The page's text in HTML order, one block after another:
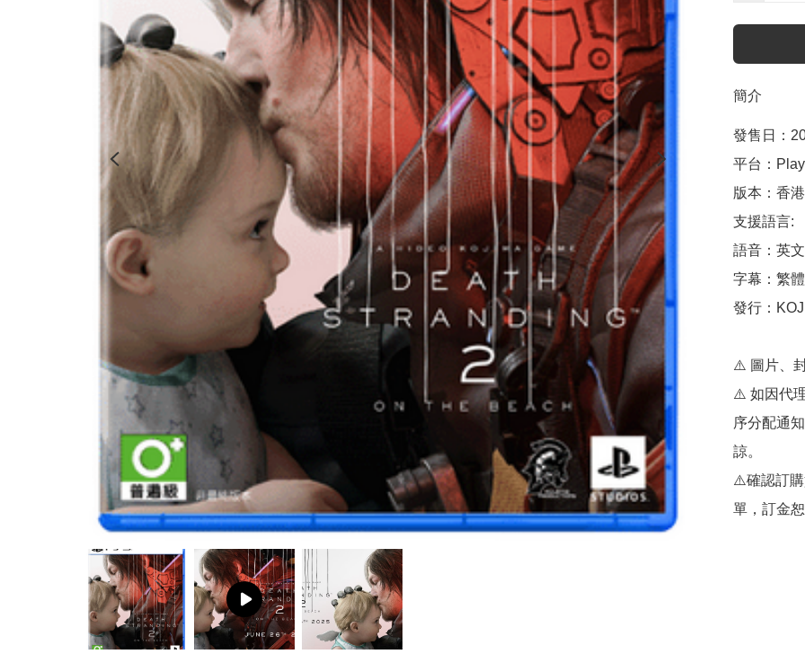
簡介
發售日：
平台：
版本：香
支援語言:
語音：英
字幕：繁
發行：
⚠️ 圖片、
⚠️ 如因代
序分配通
諒。
⚠️確認訂購